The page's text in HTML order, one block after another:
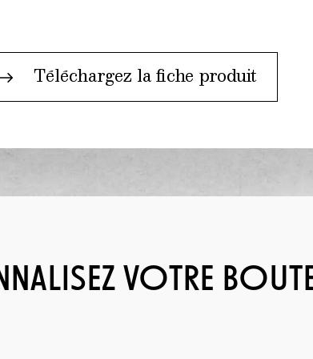
Téléchargez la fiche produit
VOTRE